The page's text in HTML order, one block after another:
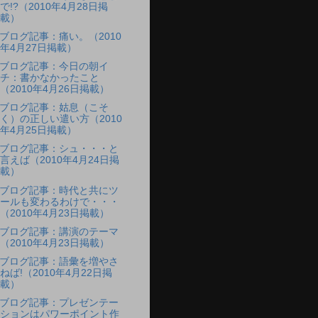
で!?（2010年4月28日掲
載）
ブログ記事：痛い。（2010
年4月27日掲載）
ブログ記事：今日の朝イ
チ：書かなかったこと
（2010年4月26日掲載）
ブログ記事：姑息（こそ
く）の正しい遣い方（2010
年4月25日掲載）
ブログ記事：シュ・・・と
言えば（2010年4月24日掲
載）
ブログ記事：時代と共にツ
ールも変わるわけで・・・
（2010年4月23日掲載）
ブログ記事：講演のテーマ
（2010年4月23日掲載）
ブログ記事：語彙を増やさ
ねば!（2010年4月22日掲
載）
ブログ記事：プレゼンテー
ションはパワーポイント作